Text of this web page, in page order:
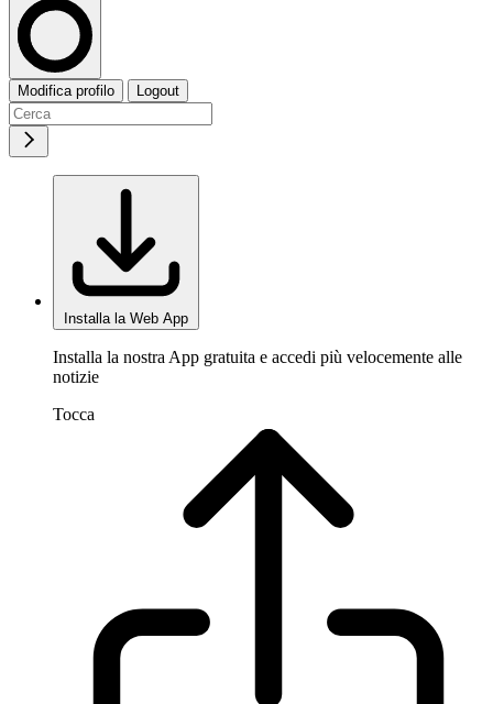
Modifica profilo Logout
Installa la Web App
Installa la nostra App gratuita e accedi più velocemente alle
notizie
Tocca